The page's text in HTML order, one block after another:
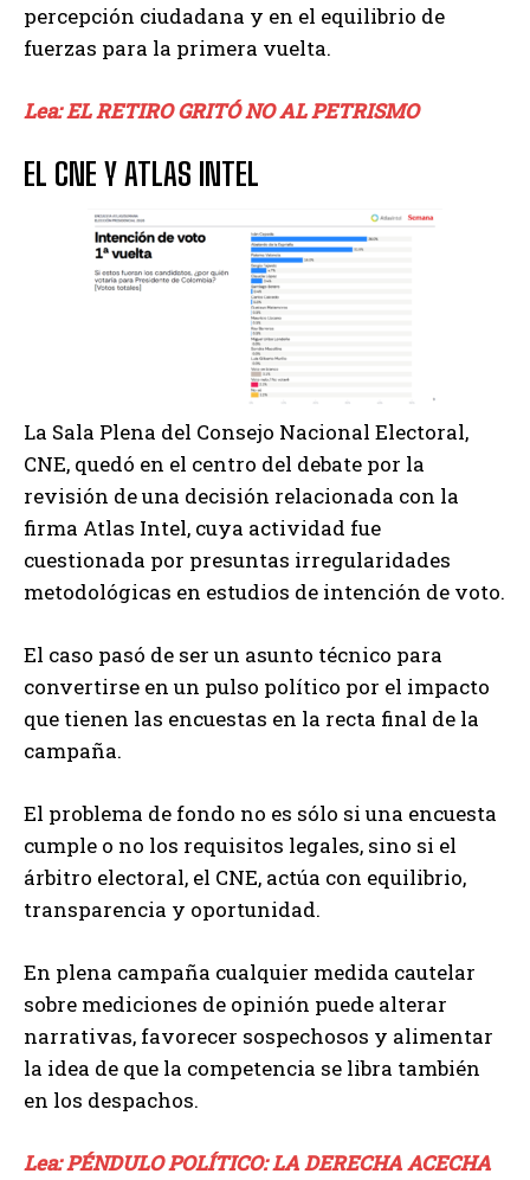
percepción ciudadana y en el equilibrio de
fuerzas para la primera vuelta.
Lea: EL RETIRO GRITÓ NO AL PETRISMO
EL CNE Y ATLAS INTEL
La Sala Plena del Consejo Nacional Electoral,
CNE, quedó en el centro del debate por la
revisión de una decisión relacionada con la
firma Atlas Intel, cuya actividad fue
cuestionada por presuntas irregularidades
metodológicas en estudios de intención de voto.
El caso pasó de ser un asunto técnico para
convertirse en un pulso político por el impacto
que tienen las encuestas en la recta final de la
campaña.
El problema de fondo no es sólo si una encuesta
cumple o no los requisitos legales, sino si el
árbitro electoral, el CNE, actúa con equilibrio,
transparencia y oportunidad.
En plena campaña cualquier medida cautelar
sobre mediciones de opinión puede alterar
narrativas, favorecer sospechosos y alimentar
la idea de que la competencia se libra también
en los despachos.
Lea: PÉNDULO POLÍTICO: LA DERECHA ACECHA